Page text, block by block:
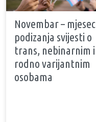
Novembar – mjesec
podizanja svijesti o
trans, nebinarnim i
rodno varijantnim
osobama